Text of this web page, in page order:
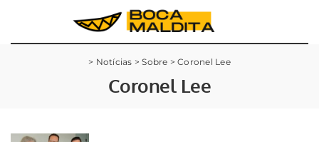
> Notícias >Sobre >Coronel Lee
Coronel Lee